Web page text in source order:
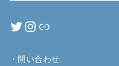
・ 問い合わせ